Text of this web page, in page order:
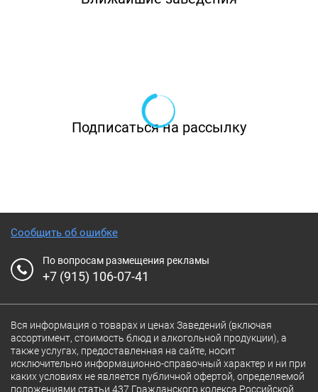
Подписаться на рассылку
Сообщить об ошибке
По вопросам размещения рекламы
+7 (915) 106-07-41
Вся информация о товарах и ценах Заведений (включая
ассортимент, стоимость блюд и алкогольной продукции), а
также услугах, предоставленная на сайте, носит
исключительно информационно-справочный характер и ни при
каких условиях не является публичной офертой, определяемой
положениями статьи 437 Гражданского кодекса Российской